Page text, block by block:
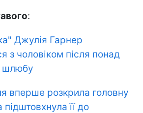
:
Джулія Гарнер
з чоловіком після понад
шлюбу
вперше розкрила головну
її до